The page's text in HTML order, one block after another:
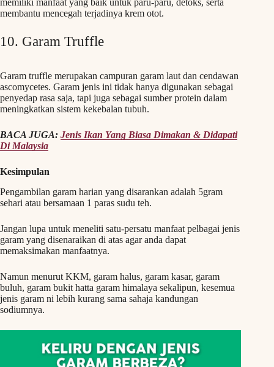
memiliki manfaat yang baik untuk paru-paru, detoks, serta
membantu mencegah terjadinya krem otot.
10. Garam Truffle
Garam truffle merupakan campuran garam laut dan cendawan
ascomycetes. Garam jenis ini tidak hanya digunakan sebagai
penyedap rasa saja, tapi juga sebagai sumber protein dalam
meningkatkan sistem kekebalan tubuh.
BACA JUGA: Jenis Ikan Yang Biasa Dimakan & Didapati
Di Malaysia
Kesimpulan
Pengambilan garam harian yang disarankan adalah 5gram
sehari atau bersamaan 1 paras sudu teh.
Jangan lupa untuk meneliti satu-persatu manfaat pelbagai jenis
garam yang disenaraikan di atas agar anda dapat
memaksimakan manfaatnya.
Namun menurut KKM, garam halus, garam kasar, garam
buluh, garam bukit hatta garam himalaya sekalipun, kesemua
jenis garam ni lebih kurang sama sahaja kandungan
sodiumnya.